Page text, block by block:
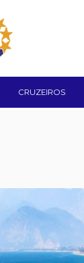
CRUZEIROS